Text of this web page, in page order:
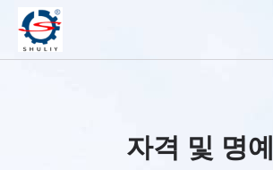
자격 및 명예